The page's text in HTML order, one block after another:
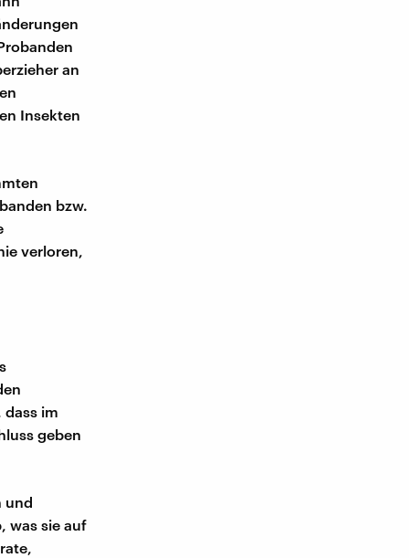
an
Insekten
bzw.
verloren,
im
geben
und
was sie auf